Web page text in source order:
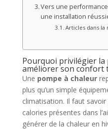
Vers une
une installation
Articles dans
Pourquoi privilégier
améliorer son confort
Une pompe à chaleur
plus qu’un simple
climatisation. Il faut
calories présentes dans
générer de la chaleur en